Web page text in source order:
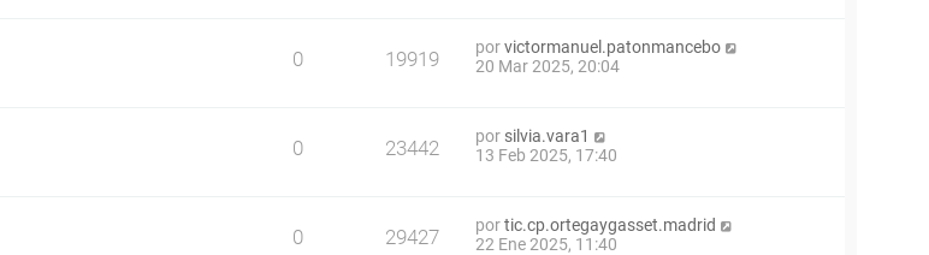
0 19919 porvictormanuel.patonmancebo
20 Mar 2025, 20:04
0 23442 por silvia.vara1
13 Feb 2025, 17:40
0 29427 portic.cp.ortegaygasset.madrid
22 Ene 2025, 11:40